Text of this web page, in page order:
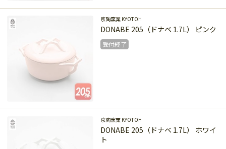
受付終了
京陶窯業 KYOTOH
DONABE 205（ドナベ 1.7L） ピンク
受付終了
受付終了
京陶窯業 KYOTOH
DONABE 205（ドナベ 1.7L） ホワイ
ト